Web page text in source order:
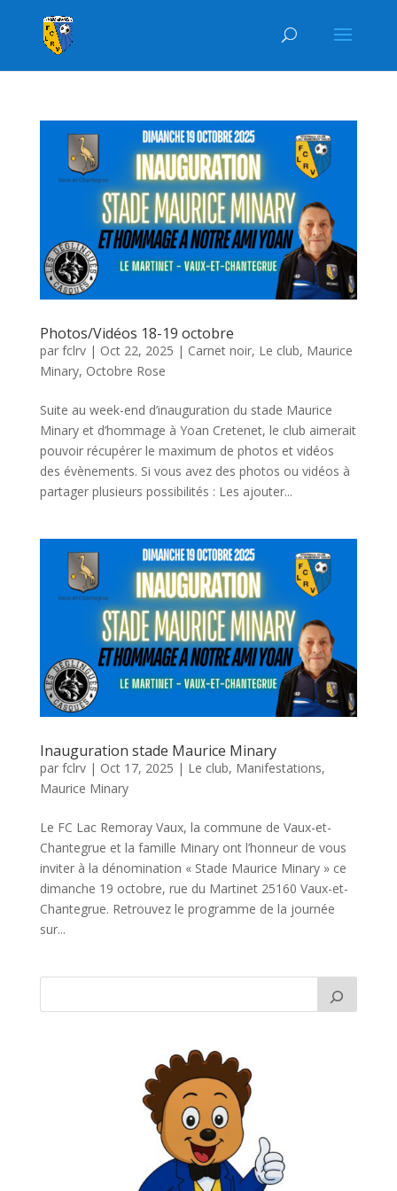
Photos/Vidéos 18-19 octobre
par fclrv| Oct 22, 2025 | Carnet noir, Le club, Maurice
Minary, Octobre Rose
Suite au week-end d’inauguration du stade Maurice
Minary et d’hommage à Yoan Cretenet, le club aimerait
pouvoir récupérer le maximum de photos et vidéos
des évènements. Si vous avez des photos ou vidéos à
partager plusieurs possibilités : Les ajouter...
Inauguration stade Maurice Minary
par fclrv| Oct 17, 2025 | Le club, Manifestations,
Maurice Minary
Le FC Lac Remoray Vaux, la commune de Vaux-et-
Chantegrue et la famille Minary ont l’honneur de vous
inviter à la dénomination « Stade Maurice Minary » ce
dimanche 19 octobre, rue du Martinet 25160 Vaux-et-
Chantegrue. Retrouvez le programme de la journée
sur...